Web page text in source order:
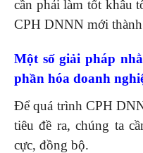
cần phải làm tốt khâu
CPH DNNN mới
Một số giải pháp
phần hóa doanh
Để quá trình CPH
tiêu đề ra, chúng ta
cực, đồng bộ.